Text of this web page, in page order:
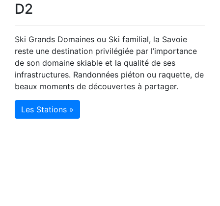
D2
Ski Grands Domaines ou Ski familial, la Savoie
reste une destination privilégiée par l’importance
de son domaine skiable et la qualité de ses
infrastructures. Randonnées piéton ou raquette, de
beaux moments de découvertes à partager.
Les Stations »